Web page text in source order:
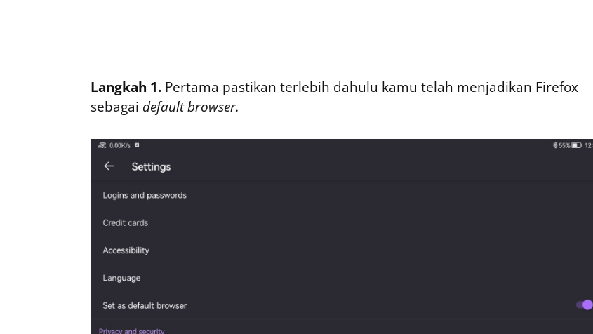
Langkah 1. Pertama pastikan terlebih dahulu kamu telah menjadikan Firefox
sebagai default browser.